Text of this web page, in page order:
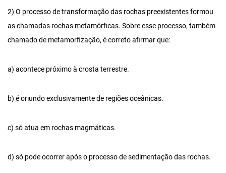
2) O processo de transformação das rochas preexistentes formou
as chamadas rochas metamórficas. Sobre esse processo, também
chamado de metamorfização, é correto afirmar que:
a) acontece próximo à crosta terrestre.
b) é oriundo exclusivamente de regiões oceânicas.
c) só atua em rochas magmáticas.
d) só pode ocorrer após o processo de sedimentação das rochas.